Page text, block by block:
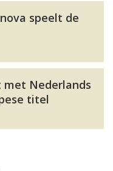
speelt de
met Nederlands
titel